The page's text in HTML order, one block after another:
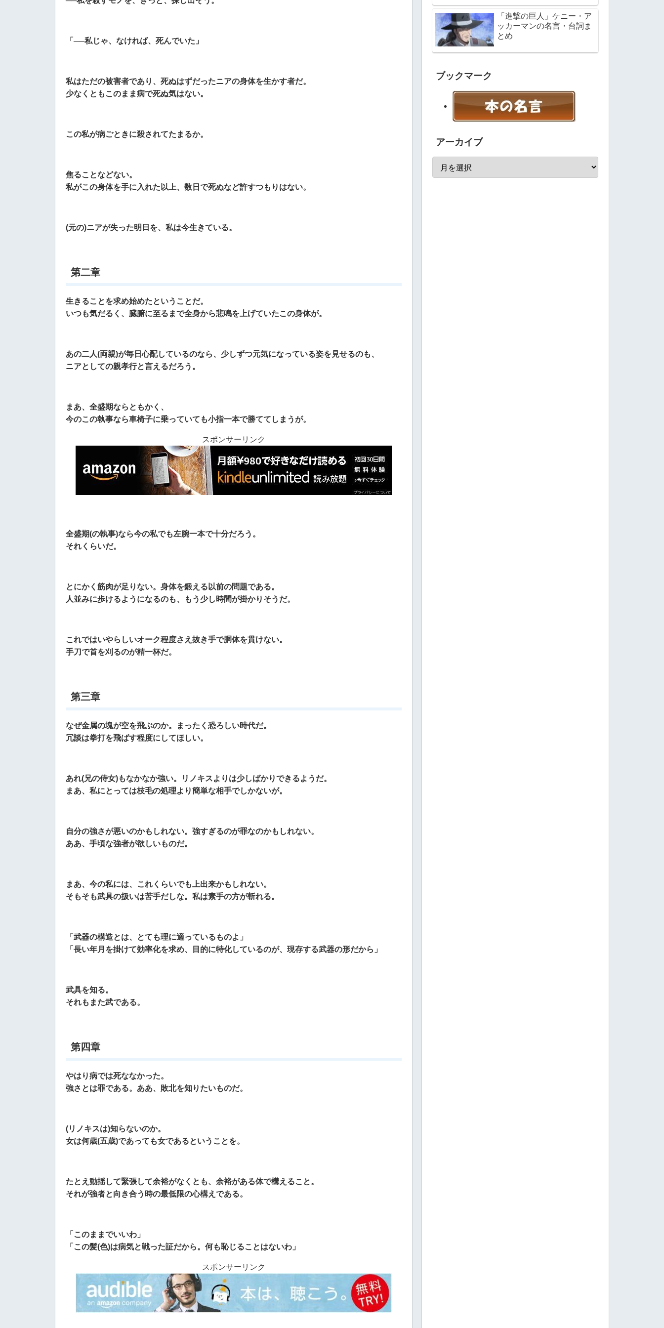
「──私じゃ、なければ、死んでいた」
私はただの被害者であり、死ぬはずだったニアの身体を生かす者だ。
少なくともこのまま病で死ぬ気はない。
この私が病ごときに殺されてたまるか。
焦ることなどない。
私がこの身体を手に入れた以上、数日で死ぬなど許すつもりはない。
(元の)ニアが失った明日を、私は今生きている。
第二章
生きることを求め始めたということだ。
いつも気だるく、臓腑に至るまで全身から悲鳴を上げていたこの身体が。
あの二人(両親)が毎日心配しているのなら、少しずつ元気になっている姿を見せるのも、
ニアとしての親孝行と言えるだろう。
まあ、全盛期ならともかく、
今のこの執事なら車椅子に乗っていても小指一本で勝ててしまうが。
スポンサーリンク
全盛期(の執事)なら今の私でも左腕一本で十分だろう。
それくらいだ。
とにかく筋肉が足りない。身体を鍛える以前の問題である。
人並みに歩けるようになるのも、もう少し時間が掛かりそうだ。
これではいやらしいオーク程度さえ抜き手で胴体を貫けない。
手刀で首を刈るのが精一杯だ。
第三章
なぜ金属の塊が空を飛ぶのか。まったく恐ろしい時代だ。
冗談は拳打を飛ばす程度にしてほしい。
あれ(兄の侍女)もなかなか強い。リノキスよりは少しばかりできるようだ。
まあ、私にとっては枝毛の処理より簡単な相手でしかないが。
自分の強さが悪いのかもしれない。強すぎるのが罪なのかもしれない。
ああ、手頃な強者が欲しいものだ。
まあ、今の私には、これくらいでも上出来かもしれない。
そもそも武具の扱いは苦手だしな。私は素手の方が斬れる。
「武器の構造とは、とても理に適っているものよ」
「長い年月を掛けて効率化を求め、目的に特化しているのが、現存する武器の形だから」
武具を知る。
それもまた武である。
第四章
やはり病では死ななかった。
強さとは罪である。ああ、敗北を知りたいものだ。
(リノキスは)知らないのか。
女は何歳(五歳)であっても女であるということを。
たとえ動揺して緊張して余裕がなくとも、余裕がある体で構えること。
それが強者と向き合う時の最低限の心構えである。
「このままでいいわ」
「この髪(色)は病気と戦った証だから。何も恥じることはないわ」
スポンサーリンク
「進撃の巨人」ケニー・ア
ッカーマンの名言・台詞ま
とめ
ブックマーク
アーカイブ